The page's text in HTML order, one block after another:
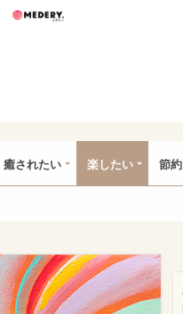
うまい肉
癒されたい 楽したい 節約